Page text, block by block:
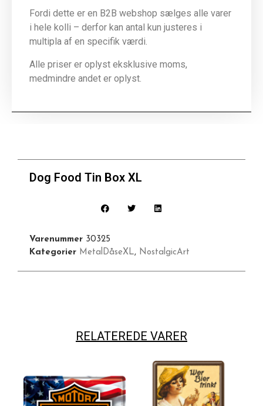
Fordi dette er en B2B webshop sælges alle varer
i hele kolli – derfor kan antal kun justeres i
multipla af en specifik værdi.
Alle priser er oplyst eksklusive moms,
medmindre andet er oplyst.
Dog Food Tin Box XL
Varenummer 30325
Kategorier MetalDåseXL, NostalgicArt
RELATEREDE VARER